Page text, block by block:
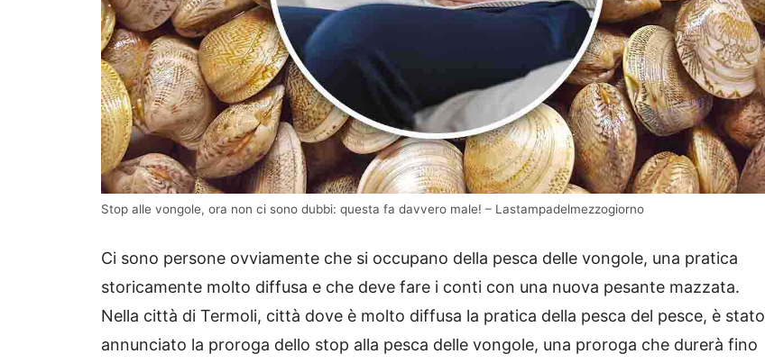
Stop alle vongole, ora non ci sono dubbi: questa fa davvero male! – Lastampadelmezzogiorno
Ci sono persone ovviamente che si occupano della pesca delle vongole, una pratica
storicamente molto diffusa e che deve fare i conti con una nuova pesante mazzata.
Nella città di Termoli, città dove è molto diffusa la pratica della pesca del pesce, è stato
annunciato la proroga dello stop alla pesca delle vongole, una proroga che durerà fino